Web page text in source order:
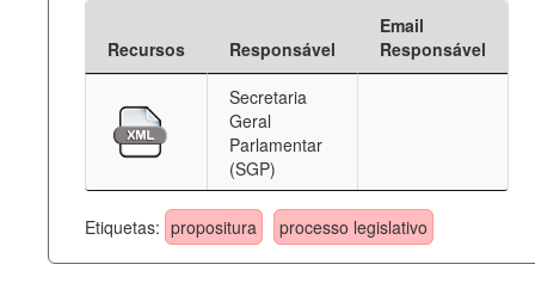
Recursos Responsável
Email
Responsável
Secretaria
Geral
Parlamentar
(SGP)
Etiquetas: propositura processo legislativo